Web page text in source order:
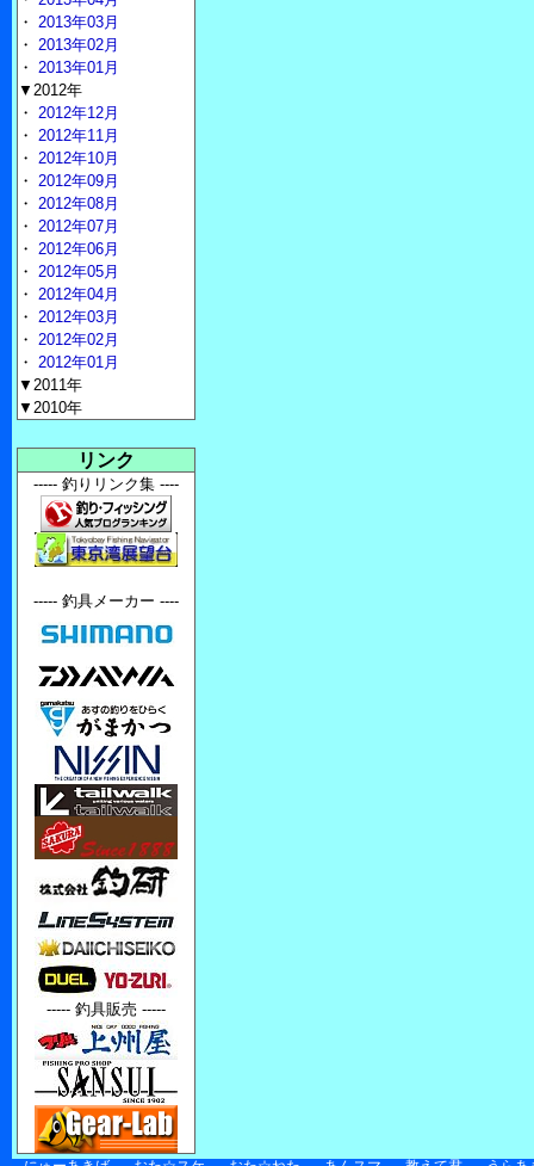
・ 2013年03月
・ 2013年02月
・ 2013年01月
▼2012年
・ 2012年12月
・ 2012年11月
・ 2012年10月
・ 2012年09月
・ 2012年08月
・ 2012年07月
・ 2012年06月
・ 2012年05月
・ 2012年04月
・ 2012年03月
・ 2012年02月
・ 2012年01月
▼2011年
▼2010年
リンク
----- 釣りリンク集 ----
----- 釣具メーカー ----
----- 釣具販売 -----